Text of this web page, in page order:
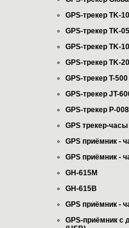
GPS-трекер TK-
GPS-трекер TK-05
GPS-трекер TK-10
GPS-трекер TK-20
GPS-трекер T-500
GPS-трекер JT-
GPS-трекер P-008
GPS трекер-
GPS приёмник -
GPS приёмник -
GH-615M
GH-615B
GPS приёмник -
GPS-приёмник с